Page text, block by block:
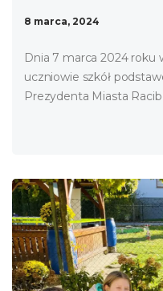
8 marca, 2024
Dnia 7 marca 2024
uczniowie szkół
Prezydenta Miasta